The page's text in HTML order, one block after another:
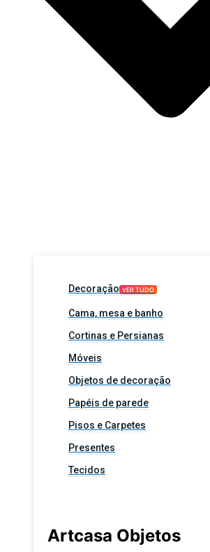
Decoração VER TUDO
Cama, mesa e banho
Cortinas e Persianas
Móveis
Objetos de decoração
Papéis de parede
Pisos e Carpetes
Presentes
Tecidos
Artcasa Objetos